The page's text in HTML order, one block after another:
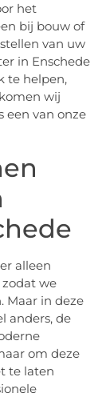
het
bij bouw of
van uw
in Enschede
te helpen,
wij
een van onze
alleen
zodat we
Maar in deze
anders, de
om deze
te laten